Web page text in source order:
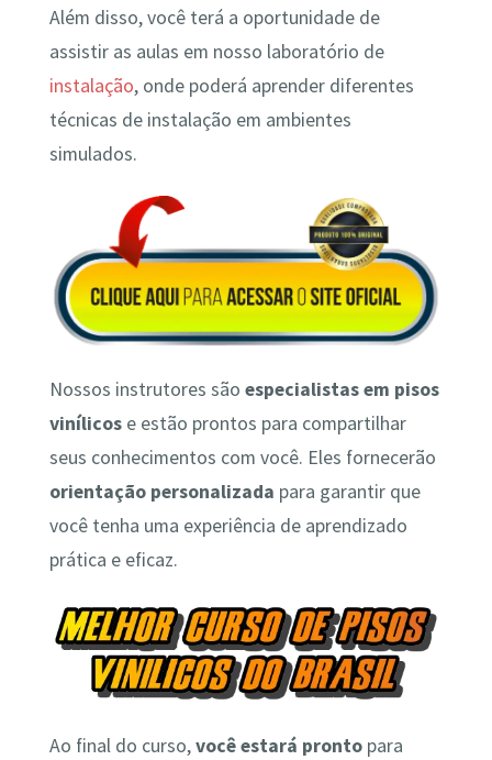
Além disso, você terá a oportunidade de
assistir as aulas em nosso laboratório de
instalação, onde poderá aprender diferentes
técnicas de instalação em ambientes
simulados.
Nossos instrutores são especialistas em pisos
vinílicose estão prontos para compartilhar
seus conhecimentos com você. Eles fornecerão
orientação personalizada para garantir que
você tenha uma experiência de aprendizado
prática e eficaz.
Ao final do curso,você estará prontopara